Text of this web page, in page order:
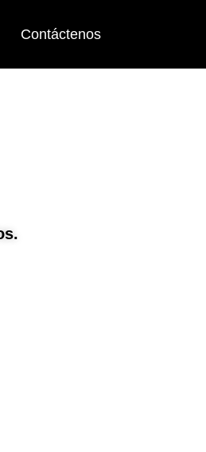
Contáctenos